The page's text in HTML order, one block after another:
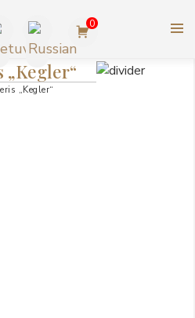
BALDAI |
ASHLEY
0
„Kegler“